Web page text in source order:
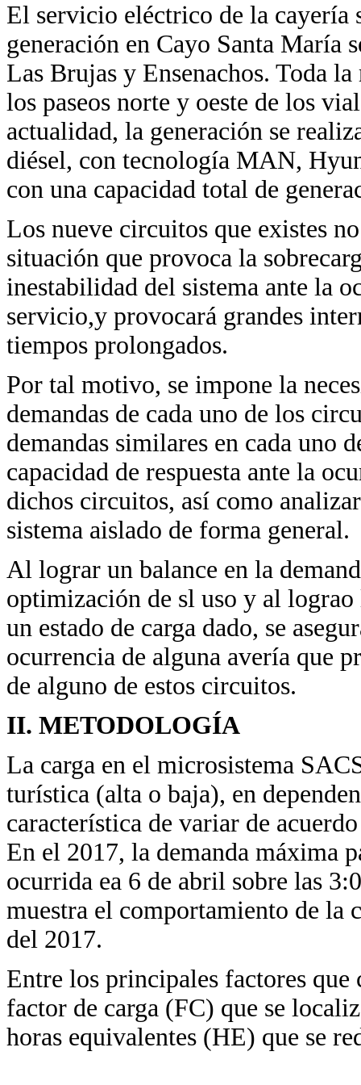
El servicio eléctrico de la cayería
generación en Cayo Santa María
Las Brujas y Ensenachos. Toda
los paseos norte y oeste de los
actualidad, la generación se
diésel, con tecnología MAN,
con una capacidad total de
Los nueve circuitos que existes
situación que provoca la
inestabilidad del sistema ante la
servicio,y provocará grandes
tiempos prolongados.
Por tal motivo, se impone la
demandas de cada uno de los
demandas similares en cada uno
capacidad de respuesta ante la
dichos circuitos, así como
sistema aislado de forma general.
Al lograr un balance en la
optimización de sl uso y al
un estado de carga dado, se
ocurrencia de alguna avería que
de alguno de estos circuitos.
II. METODOLOGÍA
La carga en el microsistema
turística (alta o baja), en
característica de variar de
En el 2017, la demanda máxima
ocurrida ea 6 de abril sobre las
muestra el comportamiento de la
del 2017.
Entre los principales factores que
factor de carga (FC) que se
horas equivalentes (HE) que se